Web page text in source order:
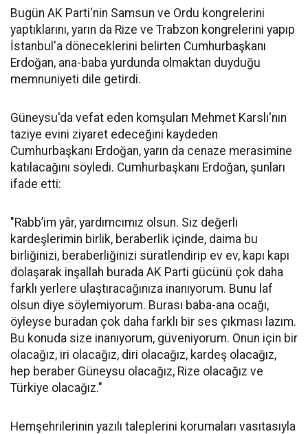
Bugün AK Parti'nin Samsun ve Ordu kongrelerini
yaptıklarını, yarın da Rize ve Trabzon kongrelerini yapıp
İstanbul'a döneceklerini belirten Cumhurbaşkanı
Erdoğan, ana-baba yurdunda olmaktan duyduğu
memnuniyeti dile getirdi.
Güneysu'da vefat eden komşuları Mehmet Karslı'nın
taziye evini ziyaret edeceğini kaydeden
Cumhurbaşkanı Erdoğan, yarın da cenaze merasimine
katılacağını söyledi. Cumhurbaşkanı Erdoğan, şunları
ifade etti:
"Rabb’im yâr, yardımcımız olsun. Siz değerli
kardeşlerimin birlik, beraberlik içinde, daima bu
birliğinizi, beraberliğinizi süratlendirip ev ev, kapı kapı
dolaşarak inşallah burada AK Parti gücünü çok daha
farklı yerlere ulaştıracağınıza inanıyorum. Bunu laf
olsun diye söylemiyorum. Burası baba-ana ocağı,
öyleyse buradan çok daha farklı bir ses çıkması lazım.
Bu konuda size inanıyorum, güveniyorum. Onun için bir
olacağız, iri olacağız, diri olacağız, kardeş olacağız,
hep beraber Güneysu olacağız, Rize olacağız ve
Türkiye olacağız."
Hemşehrilerinin yazılı taleplerini korumaları vasıtasıyla